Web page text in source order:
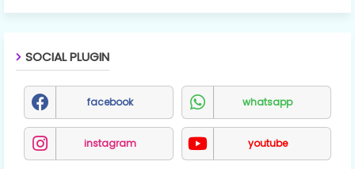
SOCIAL PLUGIN
facebook whatsapp
instagram youtube